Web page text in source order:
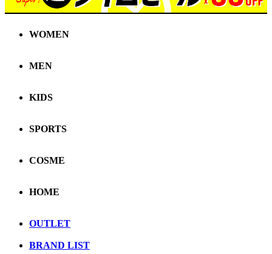
WOMEN
MEN
KIDS
SPORTS
COSME
HOME
OUTLET
BRAND LIST